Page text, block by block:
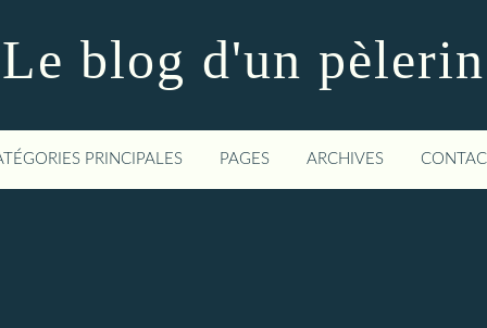
Le blog d'un pèlerin
PRINCIPALES PAGES ARCHIVES